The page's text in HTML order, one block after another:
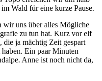
Wald für eine kurze Pause.
wir uns über alles Mögliche
zu tun hat. Kurz vor elf
die ja mächtig Zeit gespart
Ein paar Minuten
Anne ist noch nicht da,